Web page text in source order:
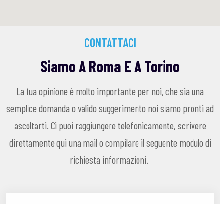
CONTATTACI
Siamo A Roma E A Torino
La tua opinione è molto importante per noi, che sia una
semplice domanda o valido suggerimento noi siamo pronti ad
ascoltarti. Ci puoi raggiungere telefonicamente, scrivere
direttamente qui una mail o compilare il seguente modulo di
richiesta informazioni.